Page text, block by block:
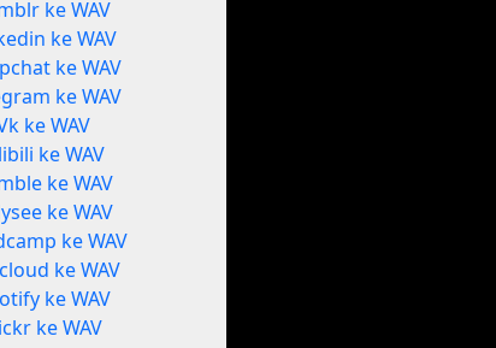
ke WAV
ke WAV
ke WAV
ke WAV
ke WAV
ke WAV
ke WAV
ke WAV
ke WAV
ke WAV
ke WAV
ke WAV